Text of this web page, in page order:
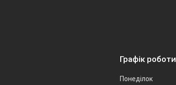
Графік роботи
Понеділок